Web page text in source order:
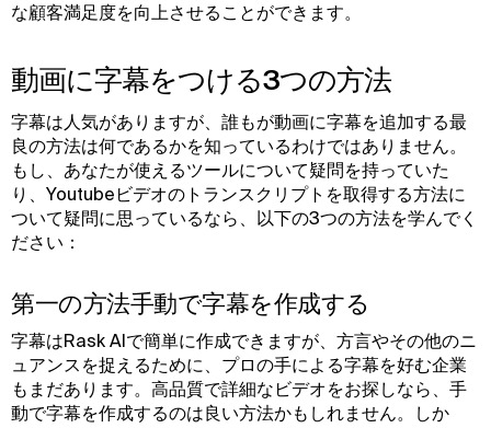
な顧客満足度を向上させることができます。
動画に字幕をつける3つの方法
字幕は人気がありますが、誰もが動画に字幕を追加する最
良の方法は何であるかを知っているわけではありません。
もし、あなたが使えるツールについて疑問を持っていた
り、Youtubeビデオのトランスクリプトを取得する方法に
ついて疑問に思っているなら、以下の3つの方法を学んでく
ださい：
第一の方法手動で字幕を作成する
字幕はRask AIで簡単に作成できますが、方言やその他のニ
ュアンスを捉えるために、プロの手による字幕を好む企業
もまだあります。高品質で詳細なビデオをお探しなら、手
動で字幕を作成するのは良い方法かもしれません。しか